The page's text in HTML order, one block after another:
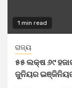
1 min read
ରାଜ୍ୟ
୫୫ ଲକ୍ଷ ୬୯
ଜୁନିୟର